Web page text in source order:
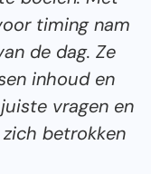
timing nam
de dag. Ze
inhoud en
vragen en
betrokken